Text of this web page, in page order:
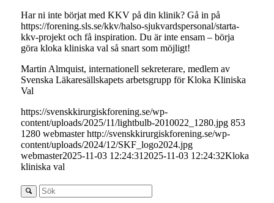
Har ni inte börjat med KKV på din klinik? Gå in på
https://forening.sls.se/kkv/halso-sjukvardspersonal/starta-
kkv-projekt och få inspiration. Du är inte ensam – börja
göra kloka kliniska val så snart som möjligt!
Martin Almquist, internationell sekreterare, medlem av
Svenska Läkaresällskapets arbetsgrupp för Kloka Kliniska
Val
https://svenskkirurgiskforening.se/wp-
content/uploads/2025/11/lightbulb-2010022_1280.jpg 853
1280 webmaster http://svenskkirurgiskforening.se/wp-
content/uploads/2024/12/SKF_logo2024.jpg
webmaster2025-11-03 12:24:31 2025-11-03 12:24:32Kloka
kliniska val